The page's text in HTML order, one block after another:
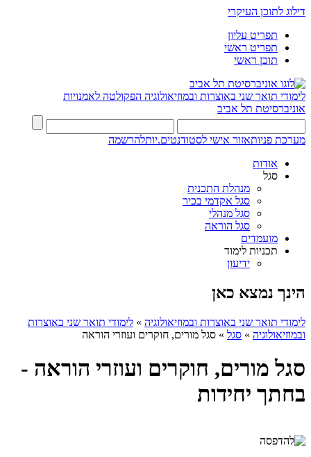
דילוג לתוכן העיקרי
תפריט עליון
תפריט ראשי
תוכן ראשי
לימודי תואר שני באוצרות ובמוזיאולוגיה הפקולטה לאמנויות
אוניברסיטת תל אביב
מערכת פניותאזור אישי לסטודנטים.יותלהרשמה
אודות
סגל
מנהלת התכנית
סגל אקדמי בכיר
סגל מנהלי
סגל הוראה
מועמדים
תכניות לימוד
ידיעון
הינך נמצא כאן
לימודי תואר שני באוצרות ובמוזיאולוגיה » לימודי תואר שני באוצרות
ובמוזיאולוגיה » סגל » סגל מורים, חוקרים ועוזרי הוראה
סגל מורים, חוקרים ועוזרי הוראה -
בחתך יחידות